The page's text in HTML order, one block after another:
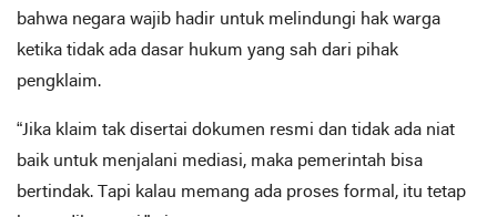
bahwa negara wajib hadir untuk melindungi hak warga
ketika tidak ada dasar hukum yang sah dari pihak
pengklaim.
“Jika klaim tak disertai dokumen resmi dan tidak ada niat
baik untuk menjalani mediasi, maka pemerintah bisa
bertindak. Tapi kalau memang ada proses formal, itu tetap